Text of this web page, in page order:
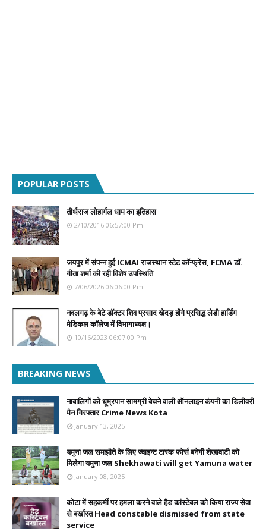
POPULAR POSTS
तीर्थराज लोहार्गल धाम का इतिहास
2/10/2016 06:57:00 Pm
जयपुर में संपन्न हुई ICMAI राजस्थान स्टेट कॉन्फ्रेंस, FCMA डॉ.
गीता शर्मा की रही विशेष उपस्थिति
7/06/2026 06:06:00 Pm
नवलगढ़ के बेटे डॉक्टर शिव प्रसाद खेदड़ होंगे प्रसिद्ध लेडी हार्डिंग
मेडिकल कॉलेज में विभागाध्यक्ष।
10/16/2023 06:07:00 Pm
BREAKING NEWS
नाबालिगों को धूम्रपान सामग्री बेचने वाली ऑनलाइन कंपनी का डिलीवरी
मैन गिरफ्तार Crime News Kota
January 13, 2025
यमुना जल समझौते के लिए ज्वाइन्ट टास्क फोर्स बनेगी शेखावाटी को
मिलेगा यमुना जल Shekhawati will get Yamuna water
January 08, 2025
कोटा में सहकर्मी पर हमला करने वाले हैड कांस्टेबल को किया राज्य सेवा
से बर्खास्त Head constable dismissed from state
service